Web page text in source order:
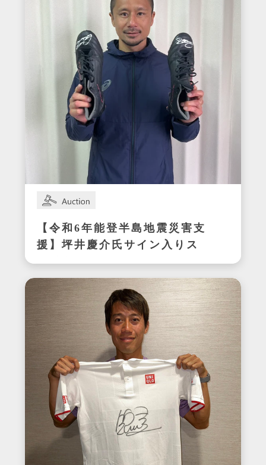
【令和6年能登半島地震災害支
援】坪井慶介氏サイン入りス
パイク